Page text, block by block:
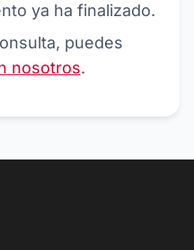
ya ha finalizado.
puedes
nosotros.